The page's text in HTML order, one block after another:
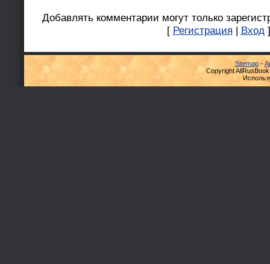
Добавлять комментарии могут только
[ Регистрация | Вход ]
Sitemap-
Copyright